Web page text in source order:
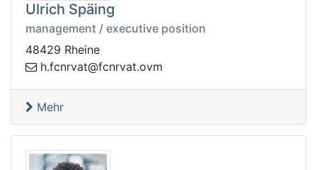
Ulrich Späing
management / executive position
48429 Rheine
mvo.tavrncf@tavrnc
f.h
Mehr